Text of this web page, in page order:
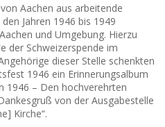
Aachen aus arbeitende
Jahren 1946 bis 1949
und Umgebung. Hierzu
der Schweizerspende im
dieser Stelle schenkten
1946 ein Erinnerungsalbum
1946 – Den hochverehrten
von der Ausgabestelle
Kirche“.